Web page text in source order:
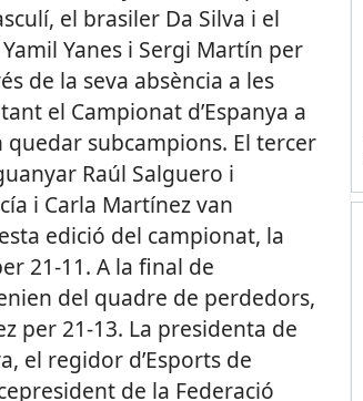
el brasiler Da Silva i el
Yanes i Sergi Martín per
de la seva absència a les
el Campionat d’Espanya a
quedar subcampions. El tercer
Raúl Salguero i
i Carla Martínez van
edició del campionat, la
21-11. A la final de
del quadre de perdedors,
per 21-13. La presidenta de
el regidor d’Esports de
de la Federació